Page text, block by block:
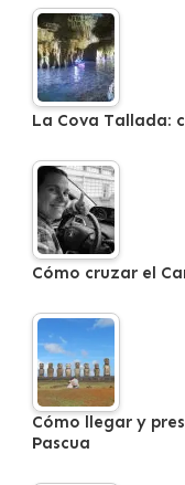
La Cova Tallada:
Cómo cruzar el
Cómo llegar y
Pascua